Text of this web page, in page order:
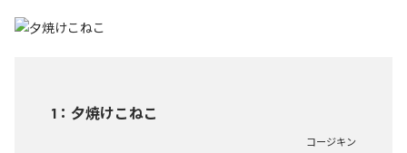
1 ： 夕焼けこねこ
コージキン